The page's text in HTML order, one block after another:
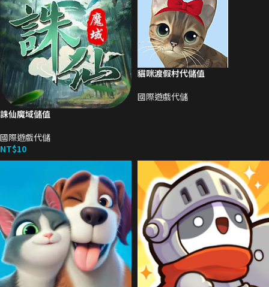
誅仙魔域儲值
國際遊戲代儲
NT$10
貓咪渡假村代儲值
國際遊戲代儲